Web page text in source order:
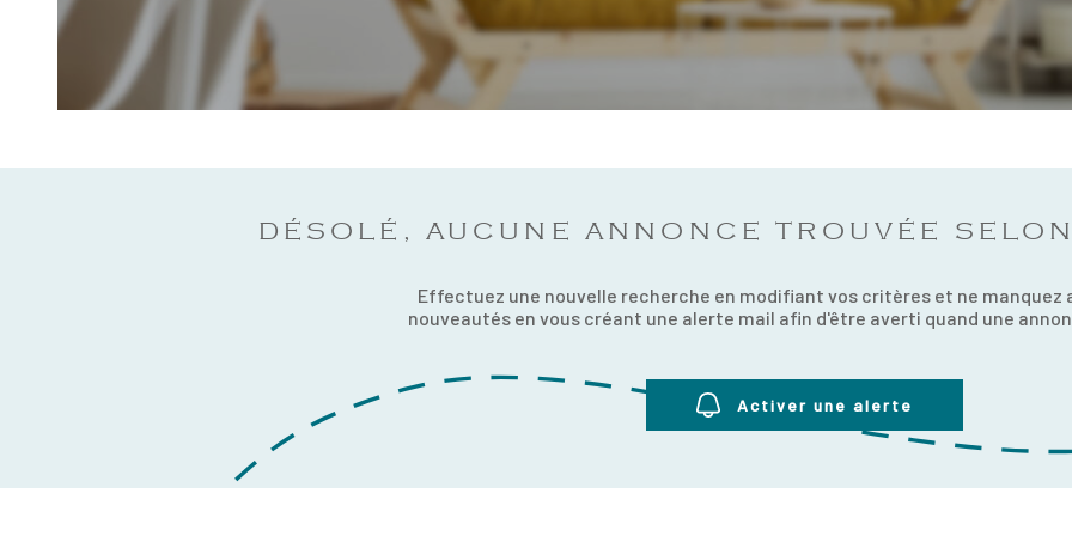
DÉSOLÉ, AUCUNE ANNONCE TROUVÉE
Effectuez une nouvelle recherche en modifiant vos critères et ne manquez
nouveautés en vous créant une alerte mail afin d'être averti quand une
Activer une alerte